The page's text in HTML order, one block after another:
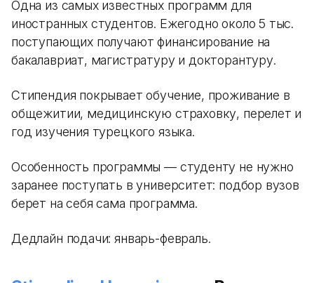
Одна из самых известных программ для
иностранных студентов. Ежегодно около 5 тыс.
поступающих получают финансирование на
бакалавриат, магистратуру и докторантуру.
Стипендия покрывает обучение, проживание в
общежитии, медицинскую страховку, перелет и
год изучения турецкого языка.
Особенность программы — студенту не нужно
заранее поступать в университет: подбор вузов
берет на себя сама программа.
Дедлайн подачи: январь-февраль.